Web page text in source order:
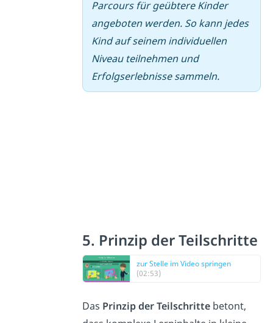
Parcours für geübtere Kinder
angeboten werden. So kann jedes
Kind auf seinem individuellen
Niveau teilnehmen und
Erfolgserlebnisse sammeln.
5. Prinzip der Teilschritte
zur Stelle im Video springen
(02:53)
Das Prinzip der Teilschrittebetont,